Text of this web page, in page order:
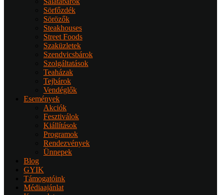
Sörfőzdék
Sörözők
Steakhouses
Street Foods
Szaküzletek
Szendvicsbárok
Szolgáltatások
Teaházak
Tejbárok
Vendéglők
Események
Akciók
Fesztiválok
Kiállítások
Programok
Rendezvények
Ünnepek
Blog
GYIK
Támogatóink
Médiaajánlat